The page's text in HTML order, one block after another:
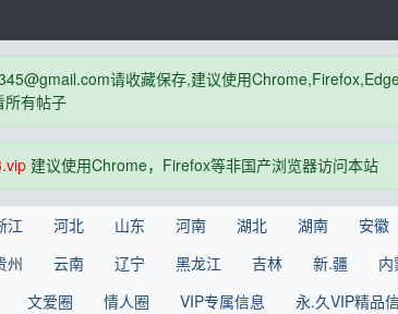
请收藏保存,建议使用
所有帖子
建议使用Chrome，Firefox等非国产浏览器访问本站
江 河北 山东 河南 湖北 湖南
安徽
州 云南 辽宁 黑龙江 吉林 新.疆
文爱圈 情人圈 VIP专属信息
永.久VIP精品